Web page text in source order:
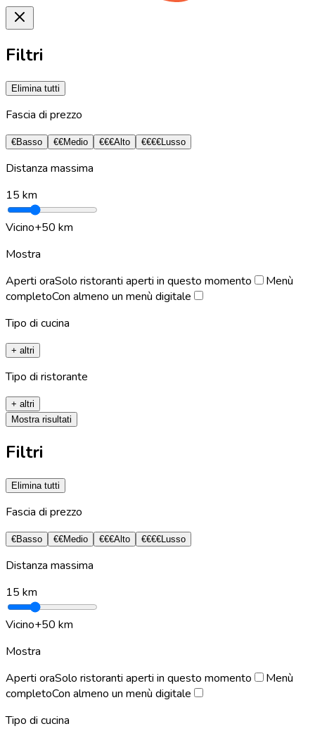
Filtri
Elimina tutti
Fascia di prezzo
€Basso €€Medio €€€Alto €€€€ Lusso
Distanza massima
15 km
Vicino+50 km
Mostra
Aperti oraSolo ristoranti aperti in questo momento
Menù
completoCon almeno un menù digitale
Tipo di cucina
+ altri
Tipo di ristorante
+ altri
Mostra risultati
Filtri
Elimina tutti
Fascia di prezzo
€Basso €€Medio €€€Alto €€€€Lusso
Distanza massima
15 km
Vicino+50 km
Mostra
Aperti oraSolo ristoranti aperti in questo momento
Menù
completoCon almeno un menù digitale
Tipo di cucina